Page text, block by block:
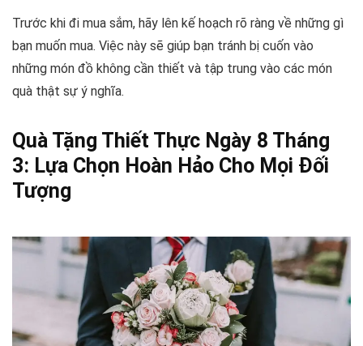
Trước khi đi mua sắm, hãy lên kế hoạch rõ ràng về những gì
bạn muốn mua. Việc này sẽ giúp bạn tránh bị cuốn vào
những món đồ không cần thiết và tập trung vào các món
quà thật sự ý nghĩa.
Quà Tặng Thiết Thực Ngày 8 Tháng
3: Lựa Chọn Hoàn Hảo Cho Mọi Đối
Tượng